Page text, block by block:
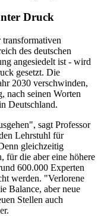
Druck
transformativen
des deutschen
angesiedelt ist - wird
gesetzt. Die
2030 verschwinden,
nach seinen Worten
Deutschland.
sagt Professor
Lehrstuhl für
gleichzeitig
für die aber eine höhere
600.000 Experten
werden. "Verlorene
Balance, aber neue
Stellen auch